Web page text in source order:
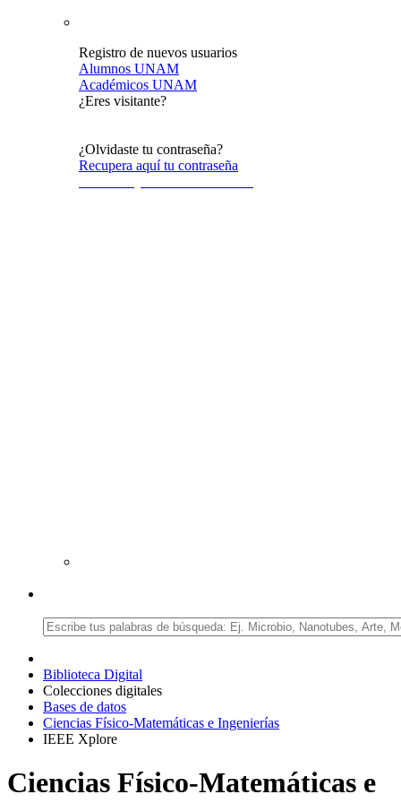
Registro de nuevos usuarios
Alumnos UNAM
Académicos UNAM
¿Eres visitante?
¿Olvidaste tu contraseña?
Recupera aquí tu contraseña
Biblioteca Digital
Colecciones digitales
Bases de datos
Ciencias Físico-Matemáticas e Ingenierías
IEEE Xplore
Ciencias Físico-Matemáticas e